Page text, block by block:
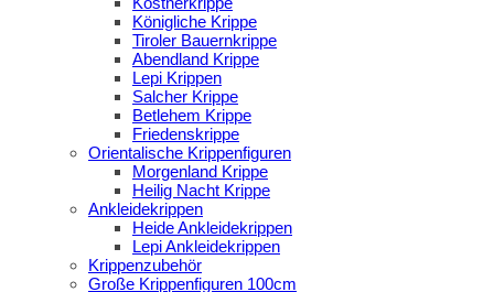
Königliche Krippe
Tiroler Bauernkrippe
Abendland Krippe
Lepi Krippen
Salcher Krippe
Betlehem Krippe
Friedenskrippe
Orientalische Krippenfiguren
Morgenland Krippe
Heilig Nacht Krippe
Ankleidekrippen
Heide Ankleidekrippen
Lepi Ankleidekrippen
Krippenzubehör
Große Krippenfiguren 100cm